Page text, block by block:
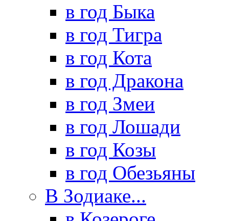
в год Быка
в год Тигра
в год Кота
в год Дракона
в год Змеи
в год Лошади
в год Козы
в год Обезьяны
В Зодиаке...